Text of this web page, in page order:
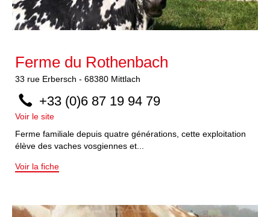
Ferme du Rothenbach
33 rue Erbersch - 68380 Mittlach
+33 (0)6 87 19 94 79
Voir le site
Ferme familiale depuis quatre générations, cette exploitation
élève des vaches vosgiennes et...
Voir la fiche